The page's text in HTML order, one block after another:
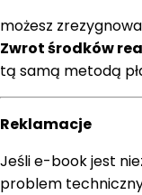
możesz
Zwrot środków
tą samą metodą
Reklamacje
Jeśli e-book jest
problem